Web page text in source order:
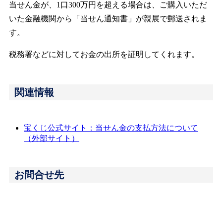
当せん金が、1口300万円を超える場合は、ご購入いただ
いた金融機関から「当せん通知書」が親展で郵送されま
す。
税務署などに対してお金の出所を証明してくれます。
関連情報
宝くじ公式サイト：当せん金の支払方法について
（外部サイト）
お問合せ先